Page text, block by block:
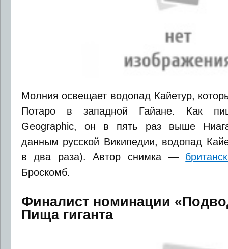
Молния освещает водопад Кайетур,
Потаро в западной Гайане. Как
Geographic, он в пять раз выше
данным русской Википедии, водопад
в два раза). Автор снимка —
Броскомб.
Финалист номинации
Пища гиганта